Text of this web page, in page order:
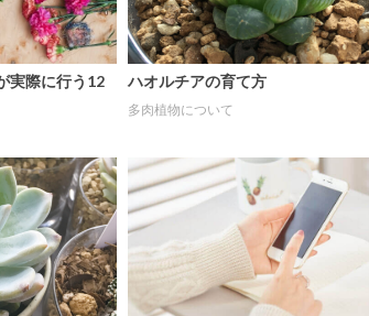
実際に行う12
ハオルチアの育て方
多肉植物について